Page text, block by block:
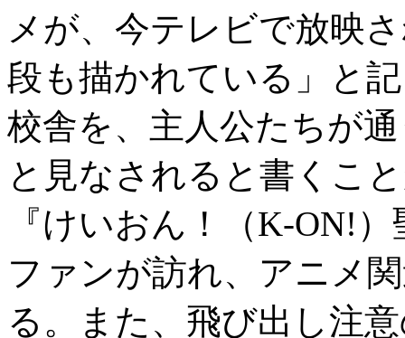
メが、今テレビで放映
段も描かれている」と
校舎を、主人公たちが
と見なされると書くこ
『けいおん！（K-ON!
ファンが訪れ、アニメ
る。また、飛び出し注